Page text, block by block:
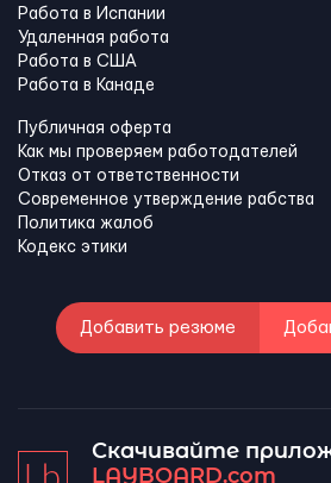
Работа в Испании
Удаленная работа
Работа в США
Работа в Канадe
Публичная оферта
Как мы проверяем работодателей
Отказ от ответственности
Современное утверждение рабства
Политика жалоб
Кодекс этики
Добавить резюме
Скачивайте
LAYBOARD.com